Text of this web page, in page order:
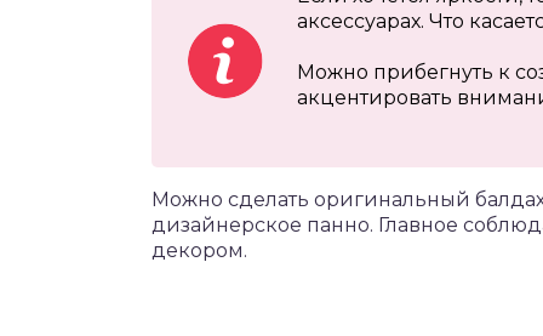
аксессуарах. Что
Можно прибегнуть к
акцентировать
Можно сделать оригинальный
дизайнерское панно. Главное
декором.